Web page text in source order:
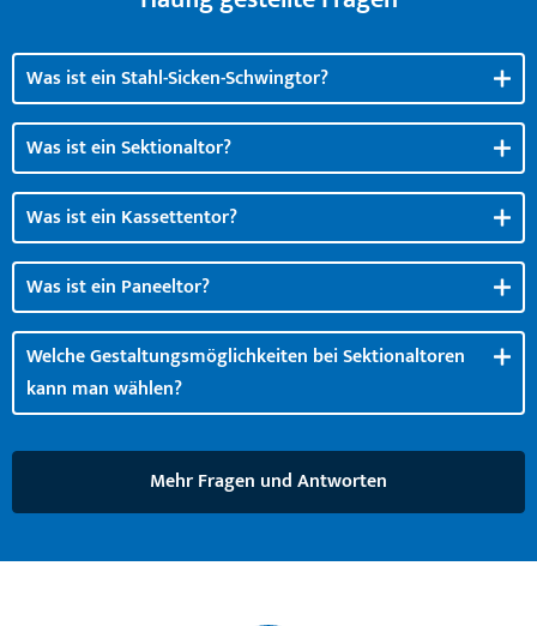
Was ist ein Stahl-Sicken-Schwingtor?
Was ist ein Sektionaltor?
Was ist ein Kassettentor?
Was ist ein Paneeltor?
Welche Gestaltungsmöglichkeiten bei Sektionaltoren
kann man wählen?
Mehr Fragen und Antworten